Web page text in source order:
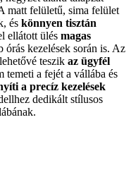
matt felületű, sima felület
éskönnyen tisztán
ellátott ülésmagas
órás kezelések során is. Az
teszikaz ügyfél
temeti a fejét a vállába és
a precíz kezelések
dedikált stílusos